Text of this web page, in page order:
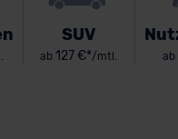
SUV
ab 127 €*/mtl. ab